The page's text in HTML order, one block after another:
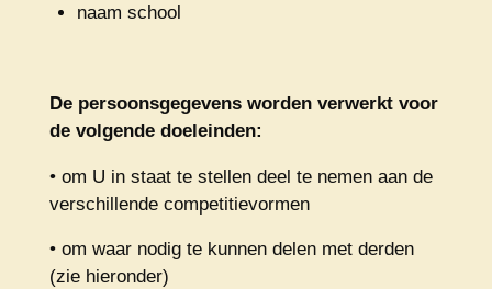
naam school
De persoonsgegevens worden verwerkt voor
de volgende doeleinden:
• om U in staat te stellen deel te nemen aan de
verschillende competitievormen
• om waar nodig te kunnen delen met derden
(zie hieronder)